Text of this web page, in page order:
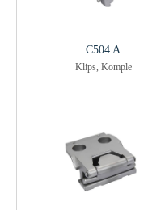
C504 A
Klips, Komple